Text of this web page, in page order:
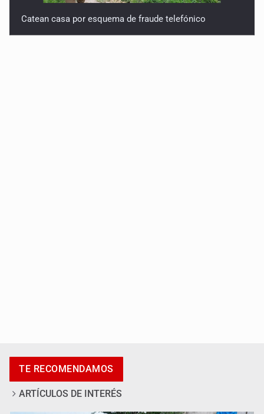
Catean casa por esquema de fraude telefónico
afirma Lazos de Amor
TE RECOMENDAMOS
ARTÍCULOS DE INTERÉS